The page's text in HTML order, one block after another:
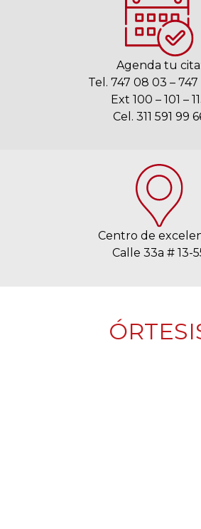
Agenda tu cita:
Tel. 747 08 03 – 747
Ext 100 – 101 –
Cel. 311 591 99
Centro de
Calle 33a # 13-